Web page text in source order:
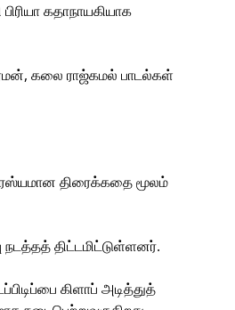
கதாநாயகியாக
கலை ராஜ்கமல் பாடல்கள்
திரைக்கதை மூலம்
திட்டமிட்டுள்ளனர்.
கிளாப் அடித்துத்